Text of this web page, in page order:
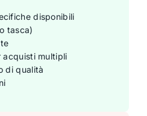
disponibili
tasca)
acquisti multipli
di qualità